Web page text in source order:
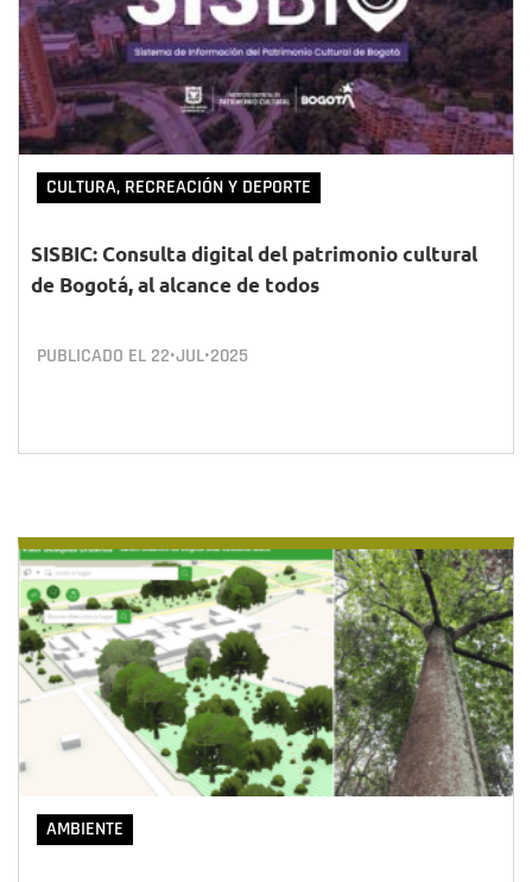
CULTURA, RECREACIÓN Y DEPORTE
SISBIC: Consulta digital del patrimonio cultural
de Bogotá, al alcance de todos
PUBLICADO EL 22•JUL•2025
AMBIENTE